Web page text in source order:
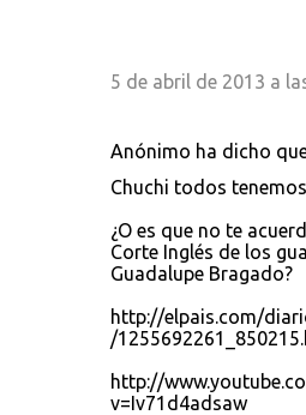
5 de abril de 2013 a
Anónimo ha dicho
Chuchi todos
¿O es que no te
Corte Inglés de los
Guadalupe Bragado?
http://elpais.com/
/
http://
v=Iv71d4adsaw